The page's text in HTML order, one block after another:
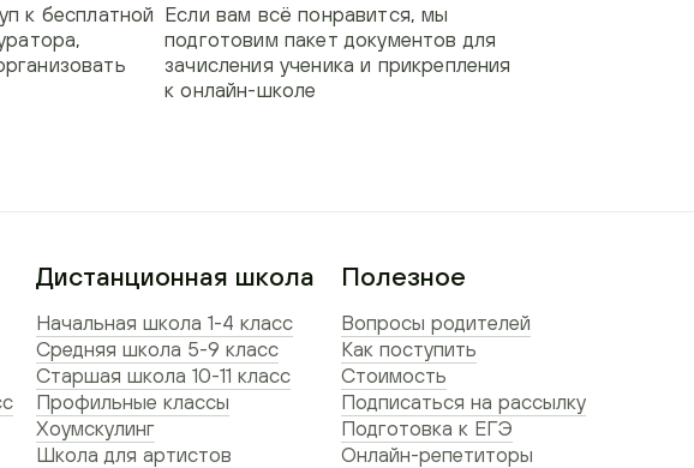
к бесплатной Если вам всё понравится, мы
подготовим пакет документов для
зачисления ученика и прикрепления
к онлайн-школе
Полезное
Вопросы родителей
Как поступить
Стоимость
Подписаться на рассылку
Подготовка к ЕГЭ
Онлайн-репетиторы
Дистанционная школа
Начальная школа 1-4 класс
Средняя школа 5-9 класс
Старшая школа 10-11 класс
Профильные классы
Хоумскулинг
Школа для артистов